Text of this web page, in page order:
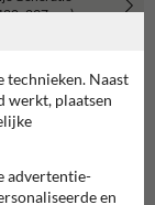
technieken. Naast
werkt, plaatsen
advertentie-
en